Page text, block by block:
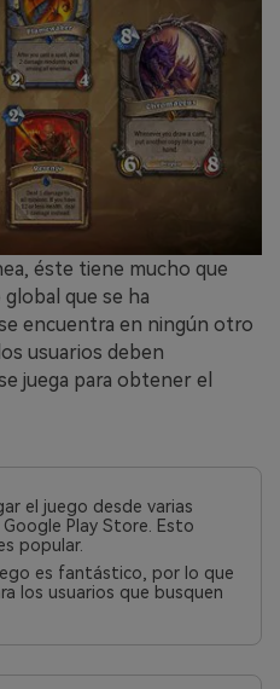
éste tiene mucho que
que se ha
encuentra en ningún otro
usuarios deben
juega para obtener el
el juego desde varias
Play Store. Esto
popular.
es fantástico, por lo que
los usuarios que busquen